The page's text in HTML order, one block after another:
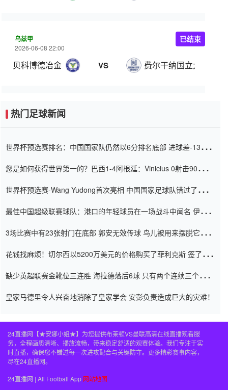
乌兹甲
2026-06-08 22:00
贝科博德冶金 VS 费尔干纳国立大学
已结束
热门足球新闻
世界杯预选赛排名：中国国家队仍然以6分排名底部 进球差-13令人
您是如何获得世界第一的？巴西1-4阿根廷：Vinicius 0射击90分钟
世界杯预选赛-Wang Yudong首次亮相 中国国家足球队错过了世界
最佳中国超级联赛球队：港口的年轻球员在一场战斗中闻名 伊万放
3场比赛中有23张射门在底部 郭安无效传球 鸟儿被用来摆脱它
花钱找麻烦！切尔西以5200万美元的价格购买了菲利克斯 签了7年
缺少英超联赛金靴位三连胜 海拉德落后6球 只有两个连续三个连续
皇家马德里令人兴奋地消除了皇家学会 安彭负责造成巨大的灾难！
24直播网【★安娜小姐★】为您提供布莱顿VS曼联高清在线直播观看服
务，全程画质清晰、播放流畅，带来稳定舒适的观赛体验。我们专注于实
时直播，确保您不错过每一次进攻配合与关键防守。更多精彩赛事内容，
尽在24直播网。
24直播网 | All Football App 网站地图